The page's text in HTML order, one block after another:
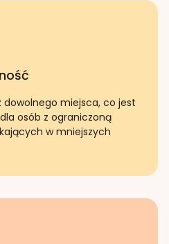
dowolnego miejsca, co jest
osób z ograniczoną
w mniejszych